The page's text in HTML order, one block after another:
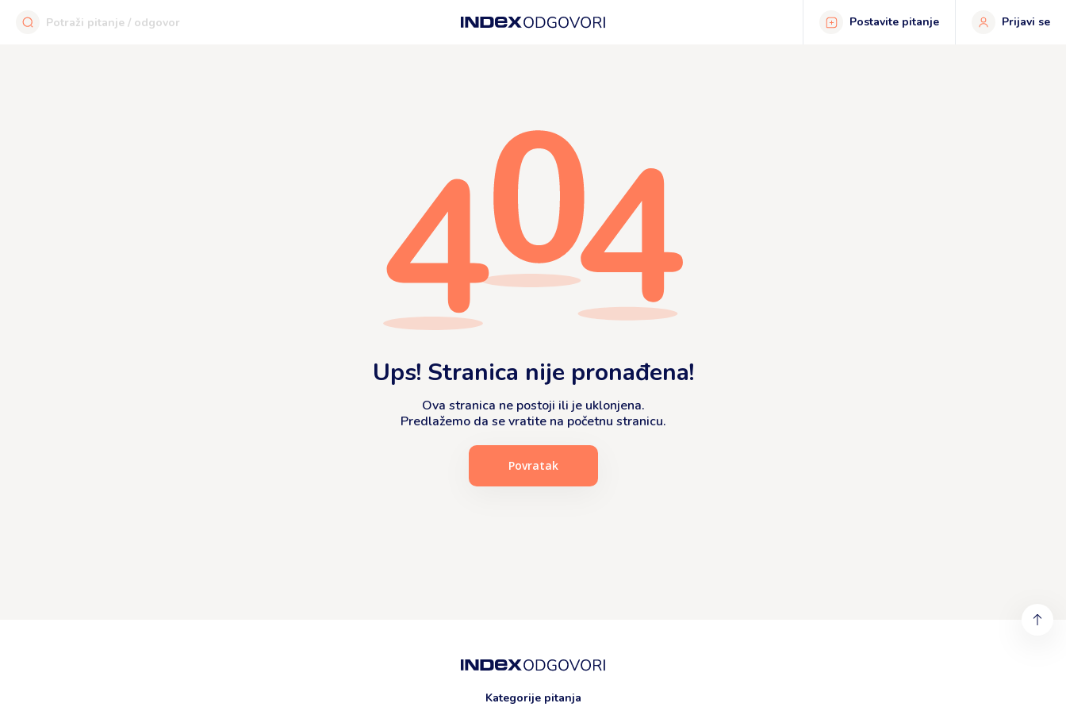
Postavite pitanje Prijavi se
Ups! Stranica nije pronađena!
Ova stranica ne postoji ili je uklonjena.
Predlažemo da se vratite na početnu stranicu.
Povratak
Kategorije pitanja